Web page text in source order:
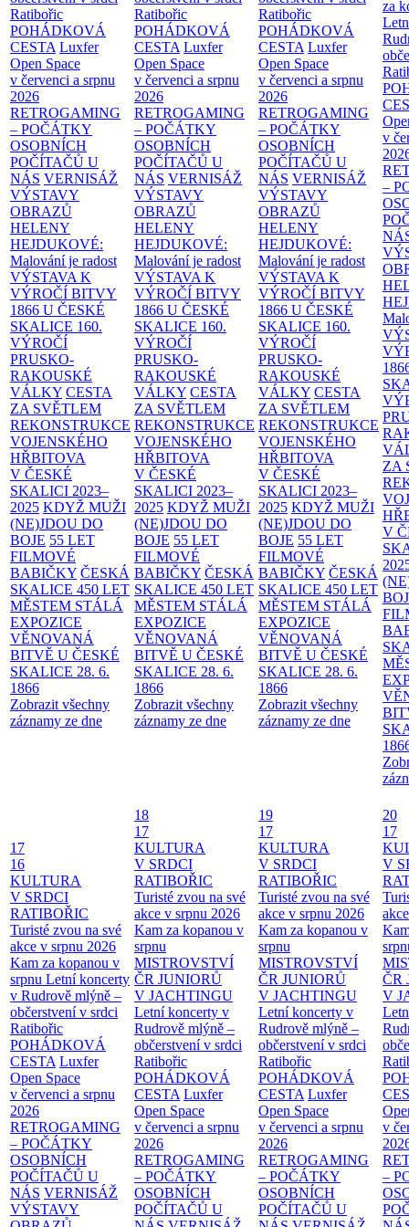
Ratibořic
POHÁDKOVÁ
CESTA Luxfer
Open Space
v červenci a srpnu
2026
RETROGAMING
– POČÁTKY
OSOBNÍCH
POČÍTAČŮ U
NÁS VERNISÁŽ
VÝSTAVY
OBRAZŮ
HELENY
HEJDUKOVÉ:
Malování je radost
VÝSTAVA K
VÝROČÍ BITVY
1866 U ČESKÉ
SKALICE 160.
VÝROČÍ
PRUSKO-
RAKOUSKÉ
VÁLKY CESTA
ZA SVĚTLEM
REKONSTRUKCE
VOJENSKÉHO
HŘBITOVA
V ČESKÉ
SKALICI 2023–
2025 KDYŽ MUŽI
(NE)JDOU DO
BOJE 55 LET
FILMOVÉ
BABIČKY ČESKÁ
SKALICE 450 LET
MĚSTEM STÁLÁ
EXPOZICE
VĚNOVANÁ
BITVĚ U ČESKÉ
SKALICE 28. 6.
1866
Zobrazit všechny
záznamy ze dne
Ratibořic
POHÁDKOVÁ
CESTA Luxfer
Open Space
v červenci a srpnu
2026
RETROGAMING
– POČÁTKY
OSOBNÍCH
POČÍTAČŮ U
NÁS VERNISÁŽ
VÝSTAVY
OBRAZŮ
HELENY
HEJDUKOVÉ:
Malování je radost
VÝSTAVA K
VÝROČÍ BITVY
1866 U ČESKÉ
SKALICE 160.
VÝROČÍ
PRUSKO-
RAKOUSKÉ
VÁLKY CESTA
ZA SVĚTLEM
REKONSTRUKCE
VOJENSKÉHO
HŘBITOVA
V ČESKÉ
SKALICI 2023–
2025 KDYŽ MUŽI
(NE)JDOU DO
BOJE 55 LET
FILMOVÉ
BABIČKY ČESKÁ
SKALICE 450 LET
MĚSTEM STÁLÁ
EXPOZICE
VĚNOVANÁ
BITVĚ U ČESKÉ
SKALICE 28. 6.
1866
Zobrazit všechny
záznamy ze dne
Ratibořic
POHÁDKOVÁ
CESTA Luxfer
Open Space
v červenci a srpnu
2026
RETROGAMING
– POČÁTKY
OSOBNÍCH
POČÍTAČŮ U
NÁS VERNISÁŽ
VÝSTAVY
OBRAZŮ
HELENY
HEJDUKOVÉ:
Malování je radost
VÝSTAVA K
VÝROČÍ BITVY
1866 U ČESKÉ
SKALICE 160.
VÝROČÍ
PRUSKO-
RAKOUSKÉ
VÁLKY CESTA
ZA SVĚTLEM
REKONSTRUKCE
VOJENSKÉHO
HŘBITOVA
V ČESKÉ
SKALICI 2023–
2025 KDYŽ MUŽI
(NE)JDOU DO
BOJE 55 LET
FILMOVÉ
BABIČKY ČESKÁ
SKALICE 450 LET
MĚSTEM STÁLÁ
EXPOZICE
VĚNOVANÁ
BITVĚ U ČESKÉ
SKALICE 28. 6.
1866
Zobrazit všechny
záznamy ze dne
za
v
–
ZA
V
17
16
KULTURA
V SRDCI
RATIBOŘIC
Turisté zvou na své
akce v srpnu 2026
Kam za kopanou v
srpnu Letní koncerty
v Rudrově mlýně –
občerstvení v srdci
Ratibořic
POHÁDKOVÁ
CESTA Luxfer
Open Space
v červenci a srpnu
2026
RETROGAMING
– POČÁTKY
OSOBNÍCH
POČÍTAČŮ U
NÁS VERNISÁŽ
VÝSTAVY
18
17
KULTURA
V SRDCI
RATIBOŘIC
Turisté zvou na své
akce v srpnu 2026
Kam za kopanou v
srpnu
MISTROVSTVÍ
ČR JUNIORŮ
V JACHTINGU
Letní koncerty v
Rudrově mlýně –
občerstvení v srdci
Ratibořic
POHÁDKOVÁ
CESTA Luxfer
Open Space
v červenci a srpnu
2026
RETROGAMING
– POČÁTKY
OSOBNÍCH
POČÍTAČŮ U
19
17
KULTURA
V SRDCI
RATIBOŘIC
Turisté zvou na své
akce v srpnu 2026
Kam za kopanou v
srpnu
MISTROVSTVÍ
ČR JUNIORŮ
V JACHTINGU
Letní koncerty v
Rudrově mlýně –
občerstvení v srdci
Ratibořic
POHÁDKOVÁ
CESTA Luxfer
Open Space
v červenci a srpnu
2026
RETROGAMING
– POČÁTKY
OSOBNÍCH
POČÍTAČŮ U
20
17
V
ČR
V
v
–